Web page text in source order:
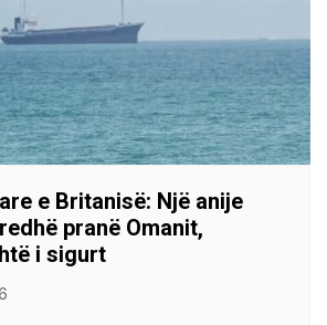
e Britanisë: Një anije
pranë Omanit,
i sigurt